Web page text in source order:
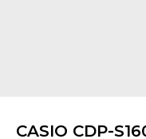
CASIO CDP-